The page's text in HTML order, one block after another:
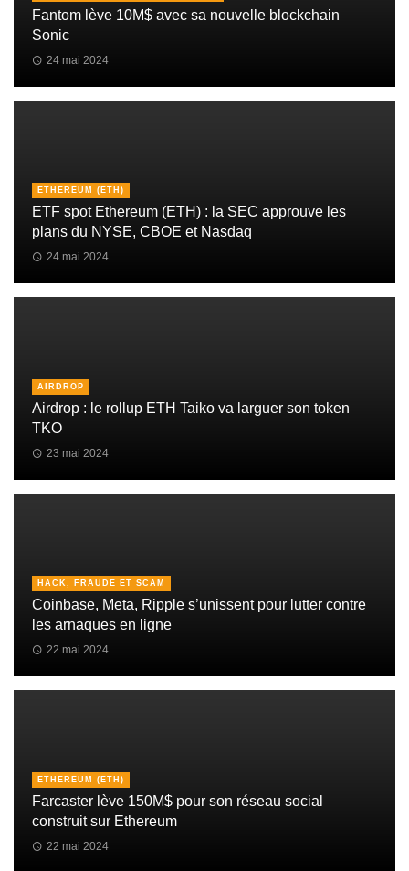
Fantom lève 10M$ avec sa nouvelle blockchain
Sonic
24 mai 2024
ETHEREUM (ETH)
ETF spot Ethereum (ETH) : la SEC approuve les
plans du NYSE, CBOE et Nasdaq
24 mai 2024
AIRDROP
Airdrop : le rollup ETH Taiko va larguer son token
TKO
23 mai 2024
HACK, FRAUDE ET SCAM
Coinbase, Meta, Ripple s’unissent pour lutter contre
les arnaques en ligne
22 mai 2024
ETHEREUM (ETH)
Farcaster lève 150M$ pour son réseau social
construit sur Ethereum
22 mai 2024